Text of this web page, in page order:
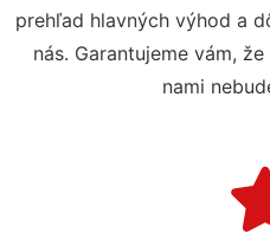
prehľad hlavných výhod a
nás. Garantujeme vám,
nami